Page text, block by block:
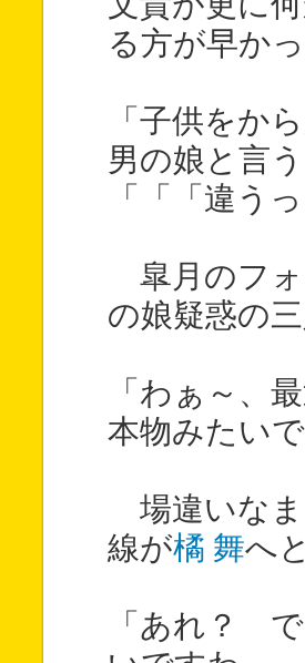
る方が早か
「子供をか
男の娘と言
「「「違う
皐月のフォ
の娘疑惑の
「わぁ～、
本物みたい
場違いなま
線が橘 舞へ
「あれ？